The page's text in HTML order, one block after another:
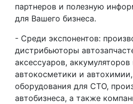
партнеров и полезную
для Вашего бизнеса.
- Среди экспонентов:
дистрибьюторы
аксессуаров,
автокосметики и
оборудования для СТО,
автобизнеса, а также